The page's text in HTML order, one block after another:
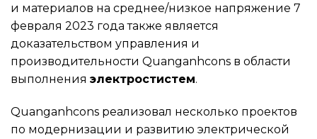
и материалов на среднее/низкое напряжение 7
февраля 2023 года также является
доказательством управления и
производительности Quanganhcons в области
выполнения электростистем.
Quanganhcons реализовал несколько проектов
по модернизации и развитию электрической